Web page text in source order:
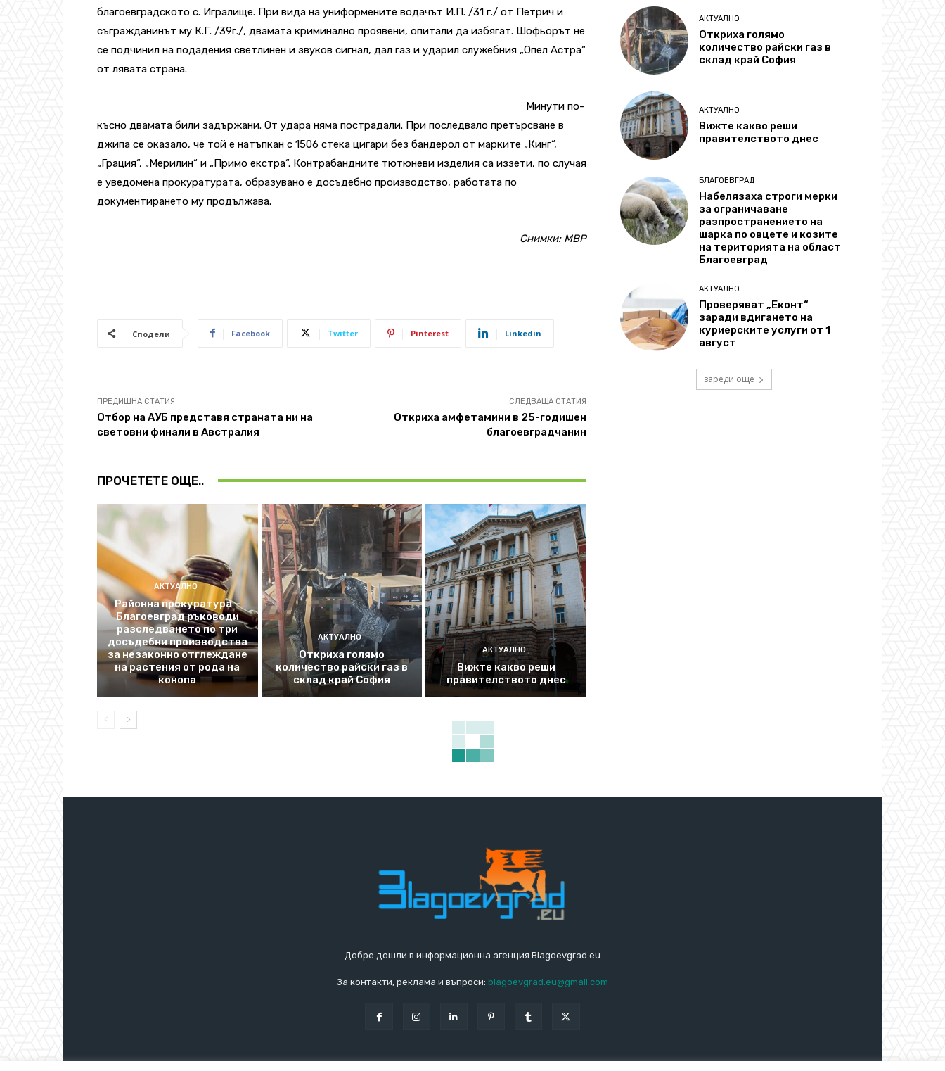
благоевградското с. Игралище. При вида на униформените водачът И.П. /31 г./ от Петрич и
съгражданинът му К.Г. /39г./, двамата криминално проявени, опитали да избягат. Шофьорът не
се подчинил на подадения светлинен и звуков сигнал, дал газ и ударил служебния „Опел Астра“
от лявата страна.
Минути по-
късно двамата били задържани. От удара няма пострадали. При последвало претърсване в
джипа се оказало, че той е натъпкан с 1506 стека цигари без бандерол от марките „Кинг“,
„Грация“, „Мерилин“ и „Примо екстра“. Контрабандните тютюневи изделия са иззети, по случая
е уведомена прокуратурата, образувано е досъдебно производство, работата по
документирането му продължава.
Снимки: МВР
Сподели Facebook Twitter Pinterest Linkedin
ПРЕДИШНА СТАТИЯ
Отбор на АУБ представя страната ни на
световни финали в Австралия
СЛЕДВАЩА СТАТИЯ
Откриха амфетамини в 25-годишен
благоевградчанин
ПРОЧЕТЕТЕ ОЩЕ..
АКТУАЛНО
Районна прокуратура –
Благоевград ръководи
разследването по три
досъдебни производства
за незаконно отглеждане
на растения от рода на
конопа
АКТУАЛНО
Откриха голямо
количество райски газ в
склад край София
АКТУАЛНО
Вижте какво реши
правителството днес
АКТУАЛНО
Откриха голямо
количество райски газ в
склад край София
АКТУАЛНО
Вижте какво реши
правителството днес
БЛАГОЕВГРАД
Набелязаха строги мерки
за ограничаване
разпространението на
шарка по овцете и козите
на територията на област
Благоевград
АКТУАЛНО
Проверяват „Еконт“
заради вдигането на
куриерските услуги от 1
август
зареди още
Добре дошли в информационна агенция Blagoevgrad.eu
За контакти, реклама и въпроси: blagoevgrad.eu@gmail.com